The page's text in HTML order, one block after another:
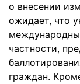
о внесении
ожидает, что
частности,
граждан.